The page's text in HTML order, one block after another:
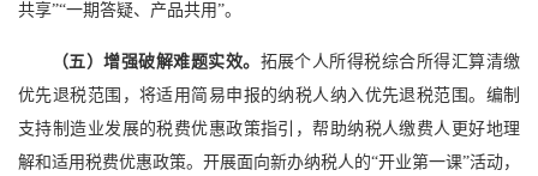
共享”“一期答疑、产品共用”。
（五）增强破解难题实效。 拓展个人所得税综合所得汇算清缴
优先退税范围，将适用简易申报的纳税人纳入优先退税范围。编制
支持制造业发展的税费优惠政策指引，帮助纳税人缴费人更好地理
解和适用税费优惠政策。开展面向新办纳税人的“开业第一课”活动，